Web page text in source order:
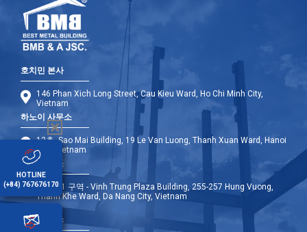
호치민 본사
146 Phan Xich Long Street, Cau Kieu Ward, Ho Chi Minh City,
Vietnam
하노이 사무소
12층, Sao Mai Building, 19 Le Van Luong, Thanh Xuan Ward, Hanoi
City, Vietnam
다낭 사무소
9층 - A1 구역 - Vinh Trung Plaza Building, 255-257 Hung Vuong,
Thanh Khe Ward, Da Nang City, Vietnam
해외 사무소
HOTLINE
(+84) 767676170